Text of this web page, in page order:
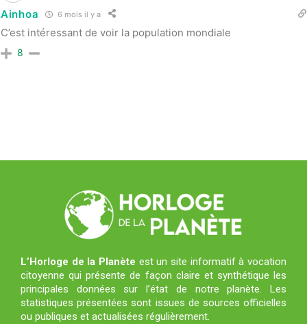
Ainhoa 6 mois il y a
C’est intéressant de voir la population mondiale
8
L’Horloge de la Planète est un site informatif à vocation
citoyenne qui présente de façon claire et synthétique les
principales données sur l’état de notre planète. Les
statistiques présentées sont issues de sources officielles
ou publiques et actualisées régulièrement.